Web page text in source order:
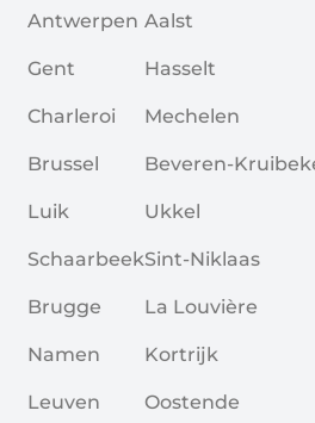
Antwerpen
Gent
Charleroi
Brussel
Luik
Schaarbeek
Brugge
Namen
Leuven
Aalst
Hasselt
Mechelen
Beveren-
Ukkel
Sint-Niklaas
La Louvière
Kortrijk
Oostende